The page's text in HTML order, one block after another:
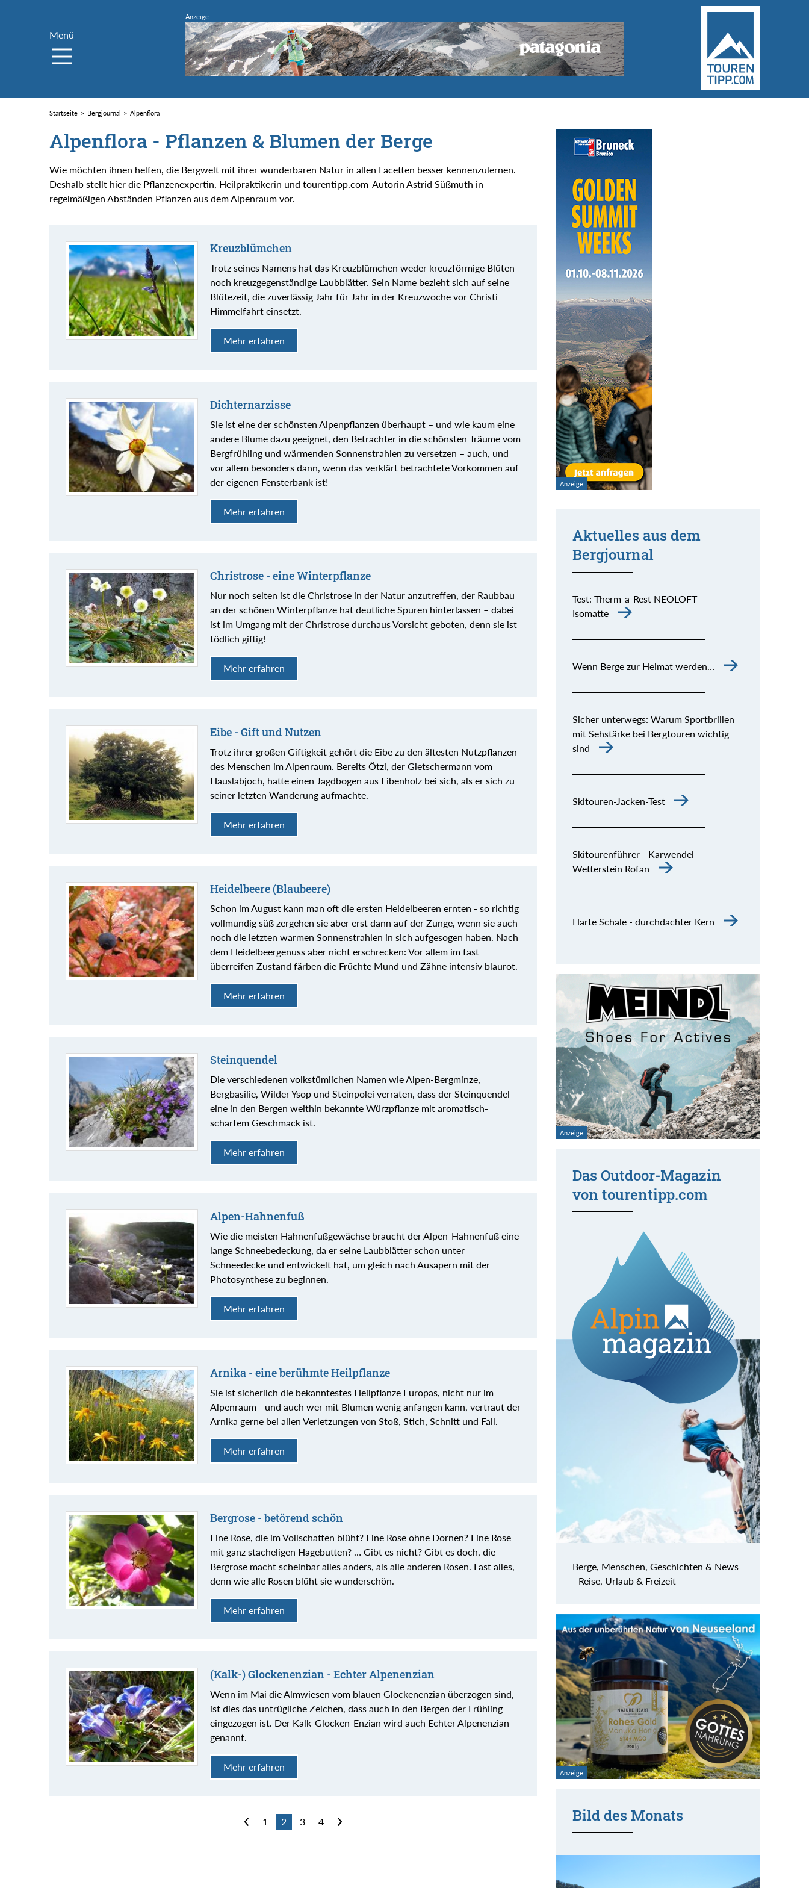
Menü
Startseite Bergjournal Alpenflora
Alpenflora - Pflanzen & Blumen der Berge
Wie möchten ihnen helfen, die Bergwelt mit ihrer wunderbaren Natur in allen Facetten besser kennenzulernen.
Deshalb stellt hier die Pflanzenexpertin, Heilpraktikerin und tourentipp.com-Autorin Astrid Süßmuth in
regelmäßigen Abständen Pflanzen aus dem Alpenraum vor.
Kreuzblümchen
Trotz seines Namens hat das Kreuzblümchen weder kreuzförmige Blüten
noch kreuzgegenständige Laubblätter. Sein Name bezieht sich auf seine
Blütezeit, die zuverlässig Jahr für Jahr in der Kreuzwoche vor Christi
Himmelfahrt einsetzt.
Mehr erfahren
Dichternarzisse
Sie ist eine der schönsten Alpenpflanzen überhaupt – und wie kaum eine
andere Blume dazu geeignet, den Betrachter in die schönsten Träume vom
Bergfrühling und wärmenden Sonnenstrahlen zu versetzen – auch, und
vor allem besonders dann, wenn das verklärt betrachtete Vorkommen auf
der eigenen Fensterbank ist!
Mehr erfahren
Christrose - eine Winterpflanze
Nur noch selten ist die Christrose in der Natur anzutreffen, der Raubbau
an der schönen Winterpflanze hat deutliche Spuren hinterlassen – dabei
ist im Umgang mit der Christrose durchaus Vorsicht geboten, denn sie ist
tödlich giftig!
Mehr erfahren
Eibe - Gift und Nutzen
Trotz ihrer großen Giftigkeit gehört die Eibe zu den ältesten Nutzpflanzen
des Menschen im Alpenraum. Bereits Ötzi, der Gletschermann vom
Hauslabjoch, hatte einen Jagdbogen aus Eibenholz bei sich, als er sich zu
seiner letzten Wanderung aufmachte.
Mehr erfahren
Heidelbeere (Blaubeere)
Schon im August kann man oft die ersten Heidelbeeren ernten - so richtig
vollmundig süß zergehen sie aber erst dann auf der Zunge, wenn sie auch
noch die letzten warmen Sonnenstrahlen in sich aufgesogen haben. Nach
dem Heidelbeergenuss aber nicht erschrecken: Vor allem im fast
überreifen Zustand färben die Früchte Mund und Zähne intensiv blaurot.
Mehr erfahren
Steinquendel
Die verschiedenen volkstümlichen Namen wie Alpen-Bergminze,
Bergbasilie, Wilder Ysop und Steinpolei verraten, dass der Steinquendel
eine in den Bergen weithin bekannte Würzpflanze mit aromatisch-
scharfem Geschmack ist.
Mehr erfahren
Alpen-Hahnenfuß
Wie die meisten Hahnenfußgewächse braucht der Alpen-Hahnenfuß eine
lange Schneebedeckung, da er seine Laubblätter schon unter
Schneedecke und entwickelt hat, um gleich nach Ausapern mit der
Photosynthese zu beginnen.
Mehr erfahren
Arnika - eine berühmte Heilpflanze
Sie ist sicherlich die bekanntestes Heilpflanze Europas, nicht nur im
Alpenraum - und auch wer mit Blumen wenig anfangen kann, vertraut der
Arnika gerne bei allen Verletzungen von Stoß, Stich, Schnitt und Fall.
Mehr erfahren
Bergrose - betörend schön
Eine Rose, die im Vollschatten blüht? Eine Rose ohne Dornen? Eine Rose
mit ganz stacheligen Hagebutten? … Gibt es nicht? Gibt es doch, die
Bergrose macht scheinbar alles anders, als alle anderen Rosen. Fast alles,
denn wie alle Rosen blüht sie wunderschön.
Mehr erfahren
(Kalk-) Glockenenzian - Echter Alpenenzian
Wenn im Mai die Almwiesen vom blauen Glockenenzian überzogen sind,
ist dies das untrügliche Zeichen, dass auch in den Bergen der Frühling
eingezogen ist. Der Kalk-Glocken-Enzian wird auch Echter Alpenenzian
genannt.
Mehr erfahren
< 1 2 3 4 >
Aktuelles aus dem
Bergjournal
Test: Therm-a-Rest NEOLOFT
Isomatte
Wenn Berge zur Heimat werden…
Sicher unterwegs: Warum Sportbrillen
mit Sehstärke bei Bergtouren wichtig
sind
Skitouren-Jacken-Test
Skitourenführer - Karwendel
Wetterstein Rofan
Harte Schale - durchdachter Kern
Das Outdoor-Magazin
von tourentipp.com
Berge, Menschen, Geschichten & News
- Reise, Urlaub & Freizeit
Bild des Monats